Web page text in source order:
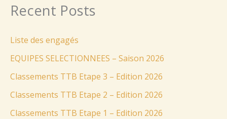
Recent Posts
Liste des engagés
EQUIPES SELECTIONNEES – Saison 2026
Classements TTB Etape 3 – Edition 2026
Classements TTB Etape 2 – Edition 2026
Classements TTB Etape 1 – Edition 2026